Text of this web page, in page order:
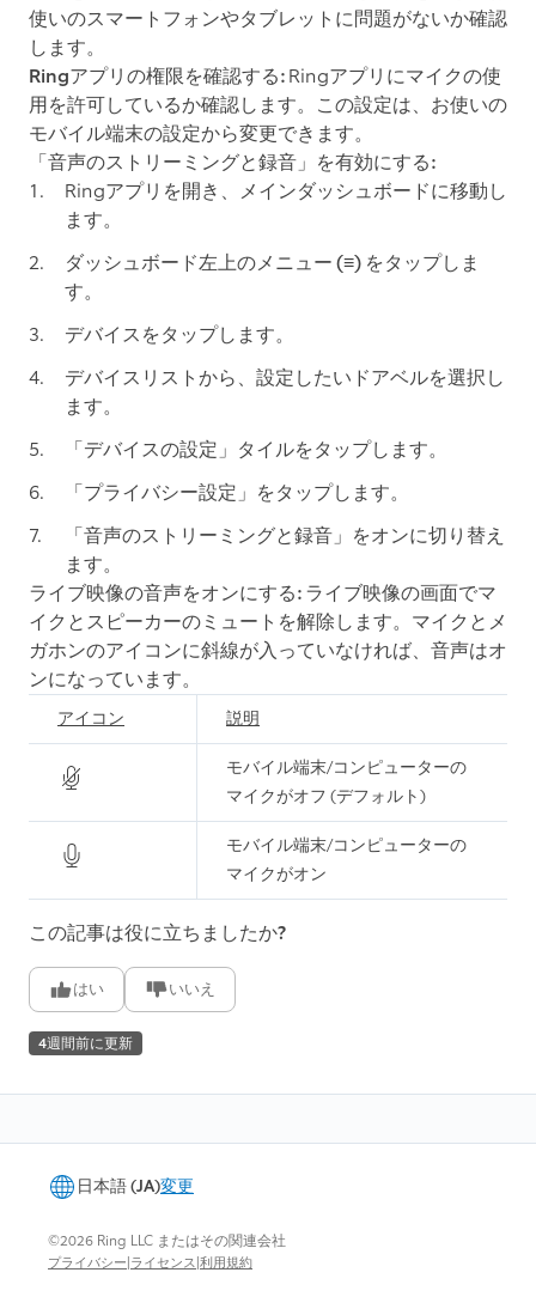
使いのスマートフォンやタブレットに問題がないか確認
します。
Ringアプリの権限を確認する:Ringアプリにマイクの使
用を許可しているか確認します。この設定は、お使いの
モバイル端末の設定から変更できます。
「音声のストリーミングと録音」を有効にする:
Ringアプリを開き、メインダッシュボードに移動し
ます。
ダッシュボード左上のメニュー (≡) をタップしま
す。
デバイスをタップします。
デバイスリストから、設定したいドアベルを選択し
ます。
「デバイスの設定 」タイルをタップします。
「プライバシー設定 」をタップします。
「音声のストリーミングと録音 」をオンに切り替え
ます。
ライブ映像の音声をオンにする:ライブ映像の画面でマ
イクとスピーカーのミュートを解除します。マイクとメ
ガホンのアイコンに斜線が入っていなければ、音声はオ
ンになっています。
アイコン 説明
モバイル端末/コンピューターの
マイクがオフ (デフォルト)
モバイル端末/コンピューターの
マイクがオン
この記事は役に立ちましたか?
はい いいえ
4週間前に更新
日本語 (JA)変更
©2026 Ring LLC またはその関連会社
プライバシー|ライセンス|利用規約